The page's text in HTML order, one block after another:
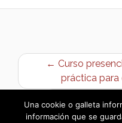
← Curso
práctica
Centro Joven
Una cookie o galleta
información que se